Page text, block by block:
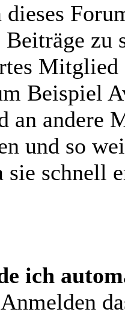
Beiträge
Mitglied
Beispiel
an andere
und so
sie schnell
ich